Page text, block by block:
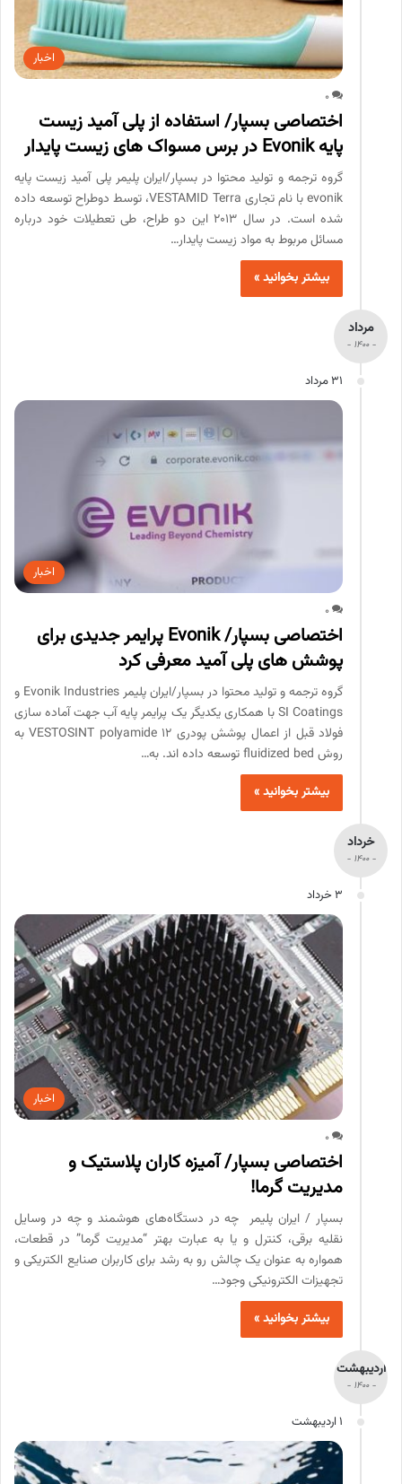
اخبار
0
اختصاصی بسپار/ استفاده از پلی آمید زیست
پایه Evonik در برس مسواک های زیست پایدار
گروه ترجمه و تولید محتوا در بسپار/ایران پلیمر پلی آمید زیست پایه
evonik با نام تجاری VESTAMID Terra، توسط دوطراح توسعه داده
شده است. در سال 2013 این دو طراح، طی تعطیلات خود درباره
مسائل مربوط به مواد زیست پایدار…
بیشتر بخوانید »
مرداد
- 1400 -
31 مرداد
اخبار
0
اختصاصی بسپار/ Evonik پرایمر جدیدی برای
پوشش های پلی آمید معرفی کرد
گروه ترجمه و تولید محتوا در بسپار/ایران پلیمر Evonik Industries و
SI Coatings با همکاری یکدیگر یک پرایمر پایه آب جهت آماده سازی
فولاد قبل از اعمال پوشش پودری VESTOSINT polyamide 12 به
روش fluidized bed توسعه داده اند. به…
بیشتر بخوانید »
خرداد
- 1400 -
3 خرداد
اخبار
0
اختصاصی بسپار/ آمیزه کاران پلاستیک و
مدیریت گرما!
بسپار / ایران پلیمر چه در دستگاه‌های هوشمند و چه در وسایل
نقلیه برقی، کنترل و یا به عبارت بهتر “مدیریت گرما” در قطعات،
همواره به عنوان یک چالش رو به رشد برای کاربران صنایع الکتریکی و
تجهیزات الکترونیکی وجود…
بیشتر بخوانید »
اردیبهشت
- 1400 -
1 اردیبهشت